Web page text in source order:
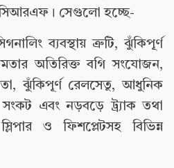
সেগুলো হচ্ছে-
ব্যবস্থায় ত্রুটি, ঝুঁকিপূর্ণ
অতিরিক্ত বগি সংযোজন,
ঝুঁকিপূর্ণ রেলসেতু, আধুনিক
এবং নড়বড়ে ট্র্যাক তথা
ও ফিশপ্লেটসহ বিভিন্ন